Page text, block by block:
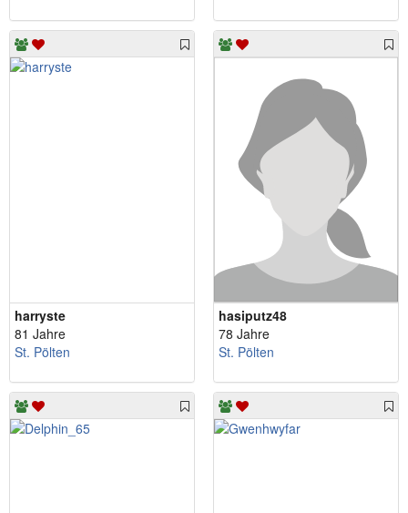
harryste
81 Jahre
St. Pölten
hasiputz48
78 Jahre
St. Pölten